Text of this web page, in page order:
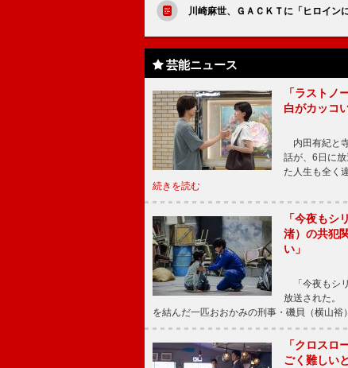
川崎麻世、ＧＡＣＫＴに「ヒロイ
芸能ニュース
「ラストノ
白がカッコ
内田有紀と
話が、6日に
た人生も全く
続きを読む
「今夜もシ
渚）の共犯
い」
「今夜もシ
放送された。
を結んだ一匹おおかみの刑事・磯貝（横山
「クロスロ
ごく難しい